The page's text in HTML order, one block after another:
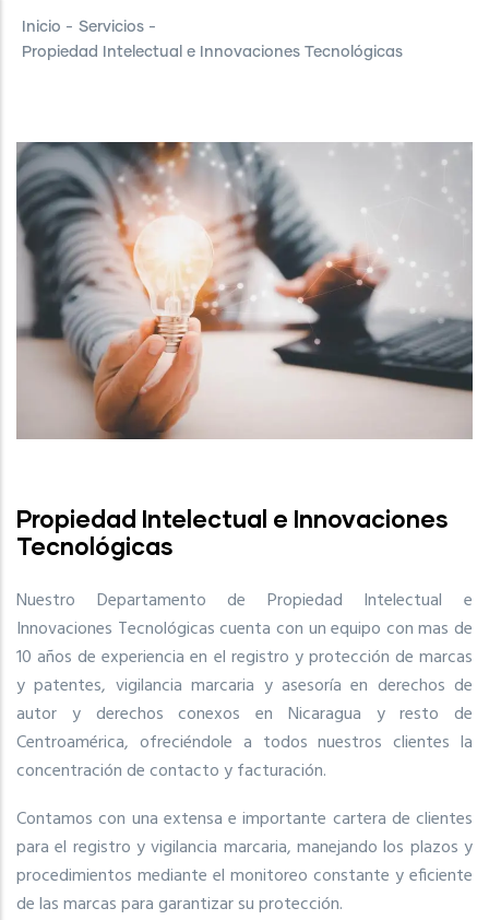
Inicio - Servicios -
Propiedad Intelectual e Innovaciones Tecnológicas
Propiedad Intelectual e Innovaciones
Tecnológicas
Nuestro Departamento de Propiedad Intelectual e
Innovaciones Tecnológicas cuenta con un equipo con mas de
10 años de experiencia en el registro y protección de marcas
y patentes, vigilancia marcaria y asesoría en derechos de
autor y derechos conexos en Nicaragua y resto de
Centroamérica, ofreciéndole a todos nuestros clientes la
concentración de contacto y facturación.
Contamos con una extensa e importante cartera de clientes
para el registro y vigilancia marcaria, manejando los plazos y
procedimientos mediante el monitoreo constante y eficiente
de las marcas para garantizar su protección.